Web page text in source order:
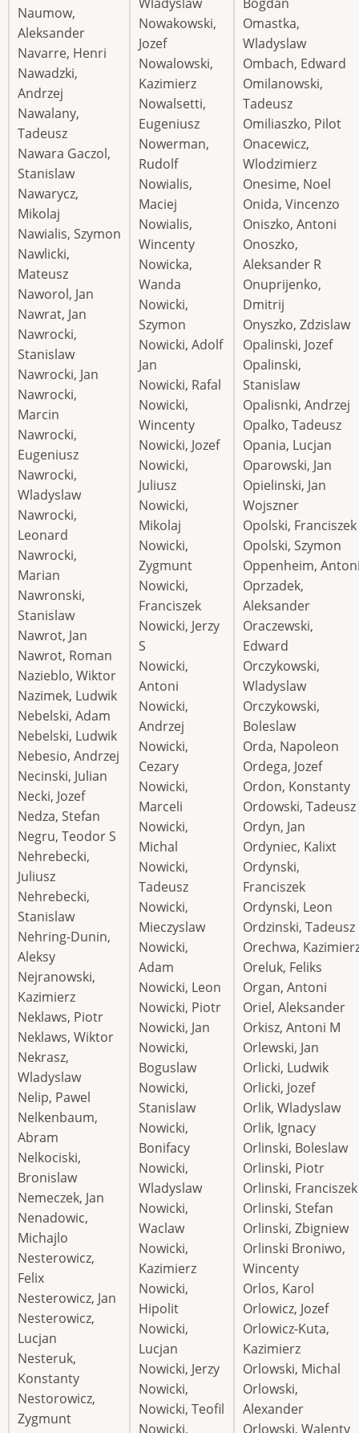
Naumow,
Aleksander
Navarre, Henri
Nawadzki,
Andrzej
Nawalany,
Tadeusz
Nawara Gaczol,
Stanislaw
Nawarycz,
Mikolaj
Nawialis, Szymon
Nawlicki,
Mateusz
Naworol, Jan
Nawrat, Jan
Nawrocki,
Stanislaw
Nawrocki, Jan
Nawrocki,
Marcin
Nawrocki,
Eugeniusz
Nawrocki,
Wladyslaw
Nawrocki,
Leonard
Nawrocki,
Marian
Nawronski,
Stanislaw
Nawrot, Jan
Nawrot, Roman
Nazieblo, Wiktor
Nazimek, Ludwik
Nebelski, Adam
Nebelski, Ludwik
Nebesio, Andrzej
Necinski, Julian
Necki, Jozef
Nedza, Stefan
Negru, Teodor S
Nehrebecki,
Juliusz
Nehrebecki,
Stanislaw
Nehring-Dunin,
Aleksy
Nejranowski,
Kazimierz
Neklaws, Piotr
Neklaws, Wiktor
Nekrasz,
Wladyslaw
Nelip, Pawel
Nelkenbaum,
Abram
Nelkociski,
Bronislaw
Nemeczek, Jan
Nenadowic,
Michajlo
Nesterowicz,
Felix
Nesterowicz, Jan
Nesterowicz,
Lucjan
Nesteruk,
Konstanty
Nestorowicz,
Zygmunt
Nowakowski,
Jozef
Nowalowski,
Kazimierz
Nowalsetti,
Eugeniusz
Nowerman,
Rudolf
Nowialis,
Maciej
Nowialis,
Wincenty
Nowicka,
Wanda
Nowicki,
Szymon
Nowicki, Adolf
Jan
Nowicki, Rafal
Nowicki,
Wincenty
Nowicki, Jozef
Nowicki,
Juliusz
Nowicki,
Mikolaj
Nowicki,
Zygmunt
Nowicki,
Franciszek
Nowicki, Jerzy
S
Nowicki,
Antoni
Nowicki,
Andrzej
Nowicki,
Cezary
Nowicki,
Marceli
Nowicki,
Michal
Nowicki,
Tadeusz
Nowicki,
Mieczyslaw
Nowicki,
Adam
Nowicki, Leon
Nowicki, Piotr
Nowicki, Jan
Nowicki,
Boguslaw
Nowicki,
Stanislaw
Nowicki,
Bonifacy
Nowicki,
Wladyslaw
Nowicki,
Waclaw
Nowicki,
Kazimierz
Nowicki,
Hipolit
Nowicki,
Lucjan
Nowicki, Jerzy
Nowicki,
Nowicki, Teofil
Nowicki,
Omastka,
Wladyslaw
Ombach, Edward
Omilanowski,
Tadeusz
Omiliaszko, Pilot
Onacewicz,
Wlodzimierz
Onesime, Noel
Onida, Vincenzo
Oniszko, Antoni
Onoszko,
Aleksander R
Onuprijenko,
Dmitrij
Onyszko, Zdzislaw
Opalinski, Jozef
Opalinski,
Stanislaw
Opalisnki, Andrzej
Opalko, Tadeusz
Opania, Lucjan
Oparowski, Jan
Opielinski, Jan
Wojszner
Opolski, Franciszek
Opolski, Szymon
Oppenheim,
Oprzadek,
Aleksander
Oraczewski,
Edward
Orczykowski,
Wladyslaw
Orczykowski,
Boleslaw
Orda, Napoleon
Ordega, Jozef
Ordon, Konstanty
Ordowski, Tadeusz
Ordyn, Jan
Ordyniec, Kalixt
Ordynski,
Franciszek
Ordynski, Leon
Ordzinski, Tadeusz
Orechwa,
Oreluk, Feliks
Organ, Antoni
Oriel, Aleksander
Orkisz, Antoni M
Orlewski, Jan
Orlicki, Ludwik
Orlicki, Jozef
Orlik, Wladyslaw
Orlik, Ignacy
Orlinski, Boleslaw
Orlinski, Piotr
Orlinski, Franciszek
Orlinski, Stefan
Orlinski, Zbigniew
Orlinski Broniwo,
Wincenty
Orlos, Karol
Orlowicz, Jozef
Orlowicz-Kuta,
Kazimierz
Orlowski, Michal
Orlowski,
Alexander
Orlowski, Walenty